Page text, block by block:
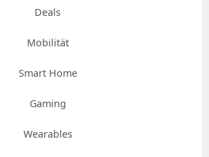
Deals
Mobilität
Smart Home
Gaming
Wearables